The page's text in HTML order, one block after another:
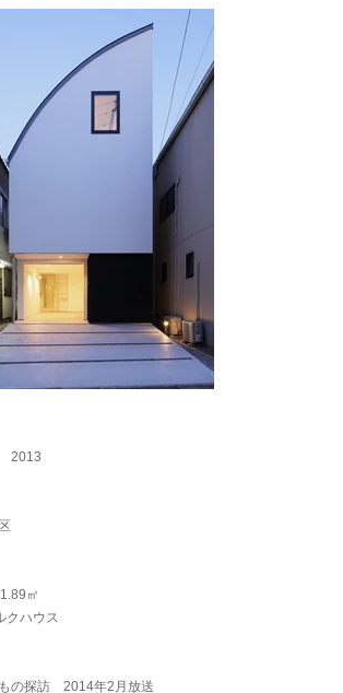
2013
㎡
ハウス
の探訪 2014年2月放送